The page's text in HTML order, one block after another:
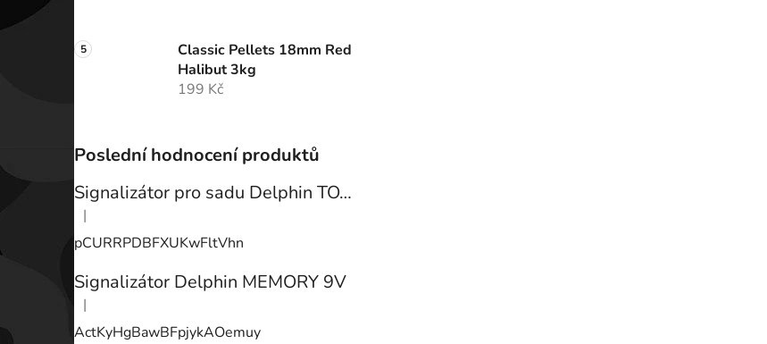
Classic Pellets 18mm Red
Halibut 3kg
199 Kč
Poslední hodnocení produktů
Signalizátor pro sadu Delphin TOTEM
Hodnocení produktu je 3 z 5 hvězdiček.
|
pCURRPDBFXUKwFltVhn
Signalizátor Delphin MEMORY 9V
Hodnocení produktu je 3 z 5 hvězdiček.
|
ActKyHgBawBFpjykAOemuy